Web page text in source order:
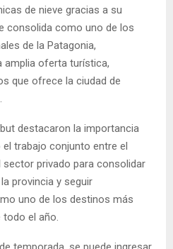
de nieve gracias a su
consolida como uno de los
de la Patagonia,
amplia oferta turística,
que ofrece la ciudad de
destacaron la importancia
trabajo conjunto entre el
privado para consolidar
provincia y seguir
uno de los destinos más
el año.